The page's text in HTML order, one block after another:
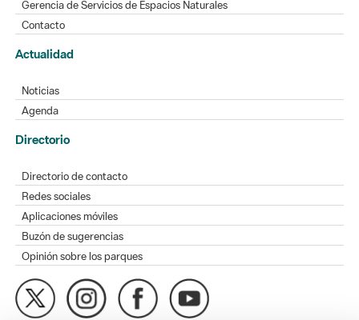
Gerencia de Servicios de Espacios Naturales
Contacto
Actualidad
Noticias
Agenda
Directorio
Directorio de contacto
Redes sociales
Aplicaciones móviles
Buzón de sugerencias
Opinión sobre los parques